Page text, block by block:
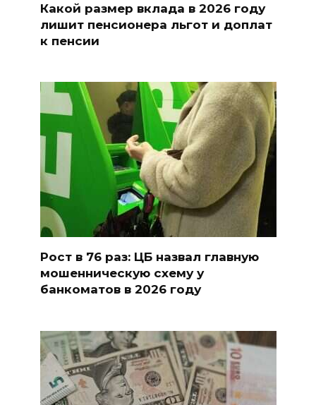
Какой размер вклада в 2026 году
лишит пенсионера льгот и доплат
к пенсии
Рост в 76 раз: ЦБ назвал главную
мошенническую схему у
банкоматов в 2026 году